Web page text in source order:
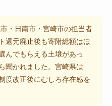
・日南市・宮崎市の担当者
還元廃止後も寄附総額はほ
んでもらえる土壌があっ
聞かれました。宮崎県は
度改正後にむしろ存在感を